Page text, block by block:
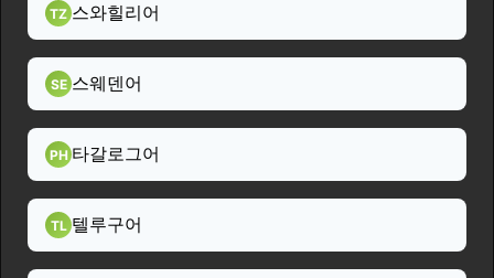
TZ 스와힐리어
SE 스웨덴어
PH 타갈로그어
TL 텔루구어